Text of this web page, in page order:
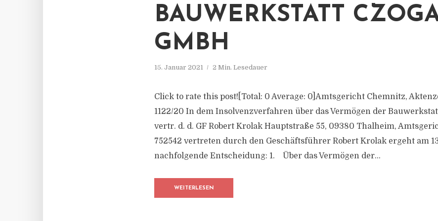
BAUWERKSTATT
GMBH
15. Januar 2021 2 Min. Lesedauer
Click to rate this post![Total: 0 Average: 0]Amtsgericht Chemnitz,
1122/20 In dem Insolvenzverfahren über das Vermögen der
vertr. d. d. GF Robert Krolak Hauptstraße 55, 09380 Thalheim,
752542 vertreten durch den Geschäftsführer Robert Krolak ergeht am
nachfolgende Entscheidung: 1. Über das Vermögen der...
WEITERLESEN